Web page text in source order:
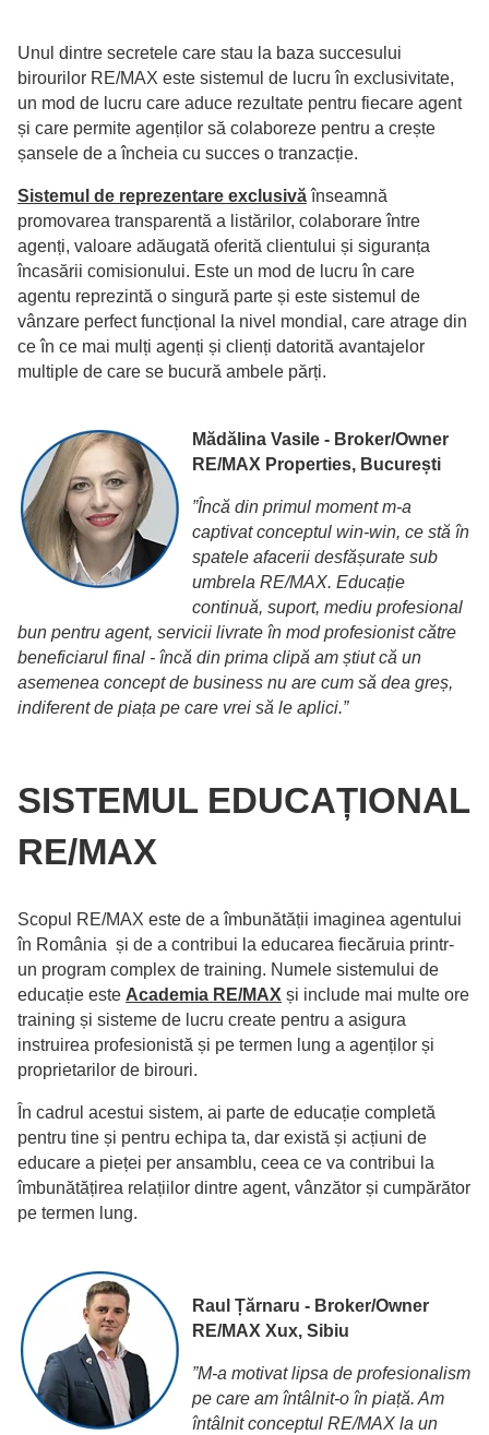
Unul dintre secretele care stau la baza succesului
birourilor RE/MAX este sistemul de lucru în exclusivitate,
un mod de lucru care aduce rezultate pentru fiecare agent
și care permite agenților să colaboreze pentru a crește
șansele de a încheia cu succes o tranzacție.
Sistemul de reprezentare exclusivăînseamnă
promovarea transparentă a listărilor, colaborare între
agenți, valoare adăugată oferită clientului și siguranța
încasării comisionului. Este un mod de lucru în care
agentu reprezintă o singură parte și este sistemul de
vânzare perfect funcțional la nivel mondial, care atrage din
ce în ce mai mulți agenți și clienți datorită avantajelor
multiple de care se bucură ambele părți.
Mădălina Vasile - Broker/Owner
RE/MAX Properties, București
”Încă din primul moment m-a
captivat conceptul win-win, ce stă în
spatele afacerii desfășurate sub
umbrela RE/MAX. Educație
continuă, suport, mediu profesional
bun pentru agent, servicii livrate în mod profesionist către
beneficiarul final - încă din prima clipă am știut că un
asemenea concept de business nu are cum să dea greș,
indiferent de piața pe care vrei să le aplici.”
SISTEMUL EDUCAȚIONAL
RE/MAX
Scopul RE/MAX este de a îmbunătății imaginea agentului
în România și de a contribui la educarea fiecăruia printr-
un program complex de training. Numele sistemului de
educație este Academia RE/MAX și include mai multe ore
training și sisteme de lucru create pentru a asigura
instruirea profesionistă și pe termen lung a agenților și
proprietarilor de birouri.
În cadrul acestui sistem, ai parte de educație completă
pentru tine și pentru echipa ta, dar există și acțiuni de
educare a pieței per ansamblu, ceea ce va contribui la
îmbunătățirea relațiilor dintre agent, vânzător și cumpărător
pe termen lung.
Raul Țărnaru - Broker/Owner
RE/MAX Xux, Sibiu
”M-a motivat lipsa de profesionalism
pe care am întâlnit-o în piață. Am
întâlnit conceptul RE/MAX la un